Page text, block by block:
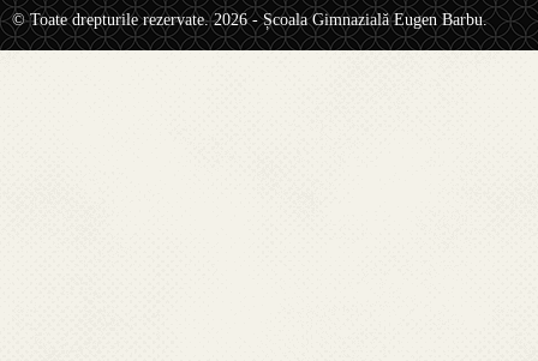
© Toate drepturile rezervate. 2026 - Școala Gimnazială Eugen Barbu.